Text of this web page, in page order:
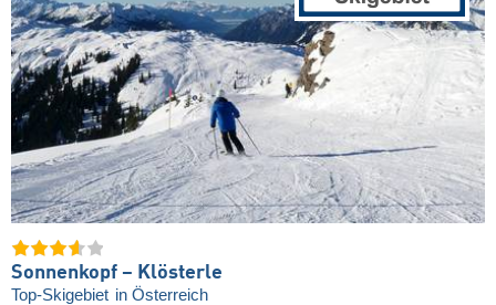
Sonnenkopf – Klösterle
Top-Skigebiet in Österreich